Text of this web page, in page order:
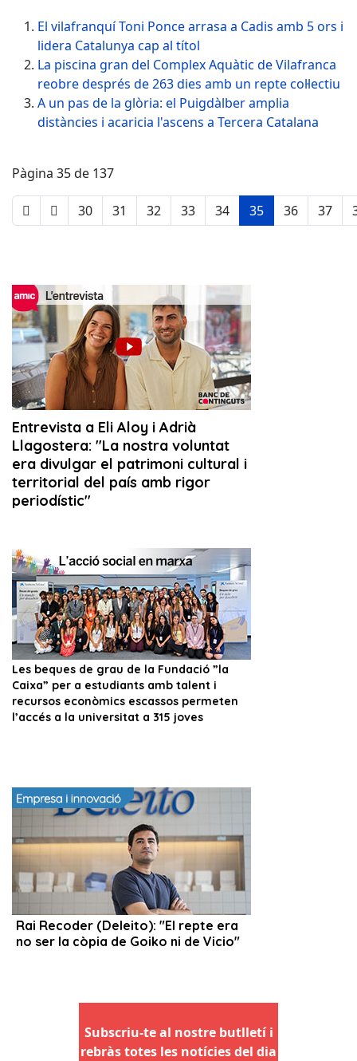
El vilafranquí Toni Ponce arrasa a Cadis amb 5 ors i
lidera Catalunya cap al títol
La piscina gran del Complex Aquàtic de Vilafranca
reobre després de 263 dies amb un repte col·lectiu
A un pas de la glòria: el Puigdàlber amplia
distàncies i acaricia l'ascens a Tercera Catalana
Pàgina 35 de 137
30 31 32 33 34 35 36 37
Subscriu-te al nostre butlletí i
rebràs totes les notícies del dia